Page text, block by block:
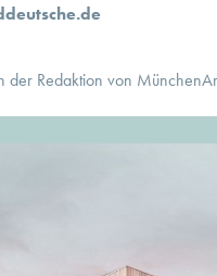
der Redaktion von